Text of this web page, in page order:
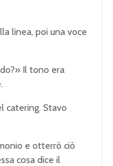
linea, poi una voce
Il tono era
catering. Stavo
e otterrò ciò
cosa dice il